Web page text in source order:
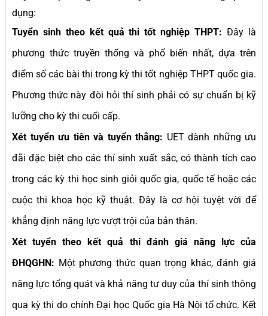
dụng:
Tuyển sinh theo kết quả thi tốt nghiệp THPT: Đây là
phương thức truyền thống và phổ biến nhất, dựa trên
điểm số các bài thi trong kỳ thi tốt nghiệp THPT quốc gia.
Phương thức này đòi hỏi thí sinh phải có sự chuẩn bị kỹ
lưỡng cho kỳ thi cuối cấp.
Xét tuyển ưu tiên và tuyển thẳng: UET dành những ưu
đãi đặc biệt cho các thí sinh xuất sắc, có thành tích cao
trong các kỳ thi học sinh giỏi quốc gia, quốc tế hoặc các
cuộc thi khoa học kỹ thuật. Đây là cơ hội tuyệt vời để
khẳng định năng lực vượt trội của bản thân.
Xét tuyển theo kết quả thi đánh giá năng lực của
ĐHQGHN: Một phương thức quan trọng khác, đánh giá
năng lực tổng quát và khả năng tư duy của thí sinh thông
qua kỳ thi do chính Đại học Quốc gia Hà Nội tổ chức. Kết